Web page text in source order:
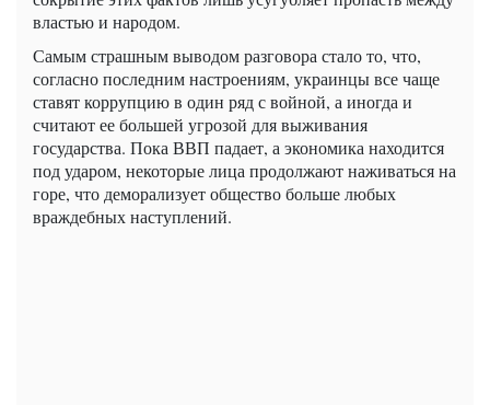
властью и народом.
Самым страшным выводом разговора стало то, что,
согласно последним настроениям, украинцы все чаще
ставят коррупцию в один ряд с войной, а иногда и
считают ее большей угрозой для выживания
государства. Пока ВВП падает, а экономика находится
под ударом, некоторые лица продолжают наживаться на
горе, что деморализует общество больше любых
враждебных наступлений.